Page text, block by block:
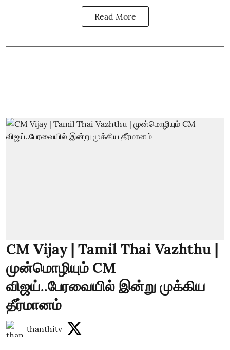
Read More
CM Vijay | Tamil Thai Vazhthu |
முன்மொழியும் CM
விஜய்..பேரவையில் இன்று முக்கிய
தீர்மானம்
thanthitv